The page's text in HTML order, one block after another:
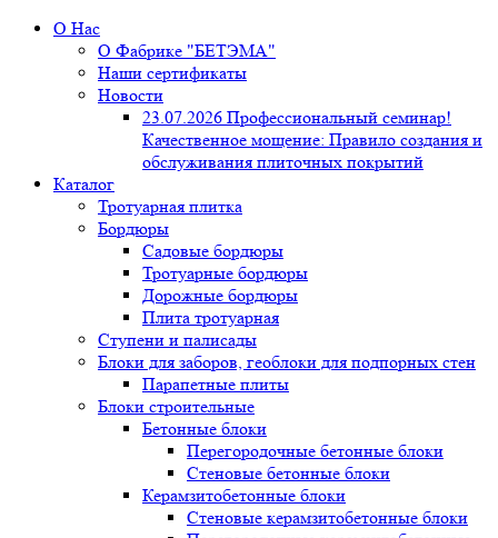
О Нас
О Фабрике "БЕТЭМА"
Наши сертификаты
Новости
23.07.2026 Профессиональный семинар!
Качественное мощение: Правило создания и
обслуживания плиточных покрытий
Каталог
Тротуарная плитка
Бордюры
Садовые бордюры
Тротуарные бордюры
Дорожные бордюры
Плита тротуарная
Ступени и палисады
Блоки для заборов, геоблоки для подпорных стен
Парапетные плиты
Блоки строительные
Бетонные блоки
Перегородочные бетонные блоки
Стеновые бетонные блоки
Керамзитобетонные блоки
Стеновые керамзитобетонные блоки